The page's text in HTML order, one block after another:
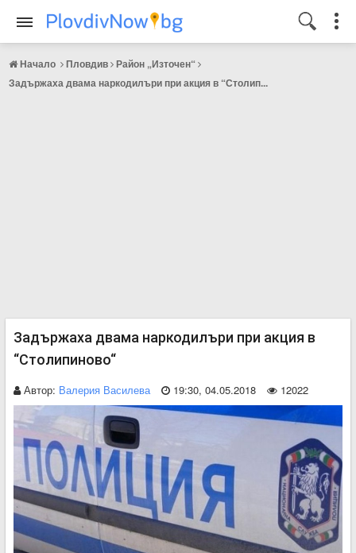
Начало Пловдив Район „Източен“
Задържаха двама наркодилъри при акция в “Столип...
Задържаха двама наркодилъри при акция в
“Столипиново“
Автор: Валерия Василева 19:30, 04.05.2018 12022